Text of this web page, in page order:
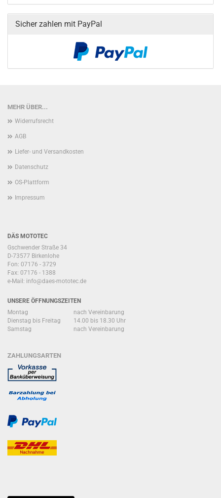
Sicher zahlen mit PayPal
MEHR ÜBER...
Widerrufsrecht
AGB
Liefer- und Versandkosten
Datenschutz
OS-Plattform
Impressum
DÄS MOTOTEC
Gschwender Straße 34
D-73577 Birkenlohe
Fon: 07176 - 3729
Fax: 07176 - 1388
e-Mail: info@daes-mototec.de
UNSERE ÖFFNUNGSZEITEN
Montag
nach Vereinbarung
Dienstag bis Freitag
14.00 bis 18.30 Uhr
Samstag
nach Vereinbarung
ZAHLUNGSARTEN